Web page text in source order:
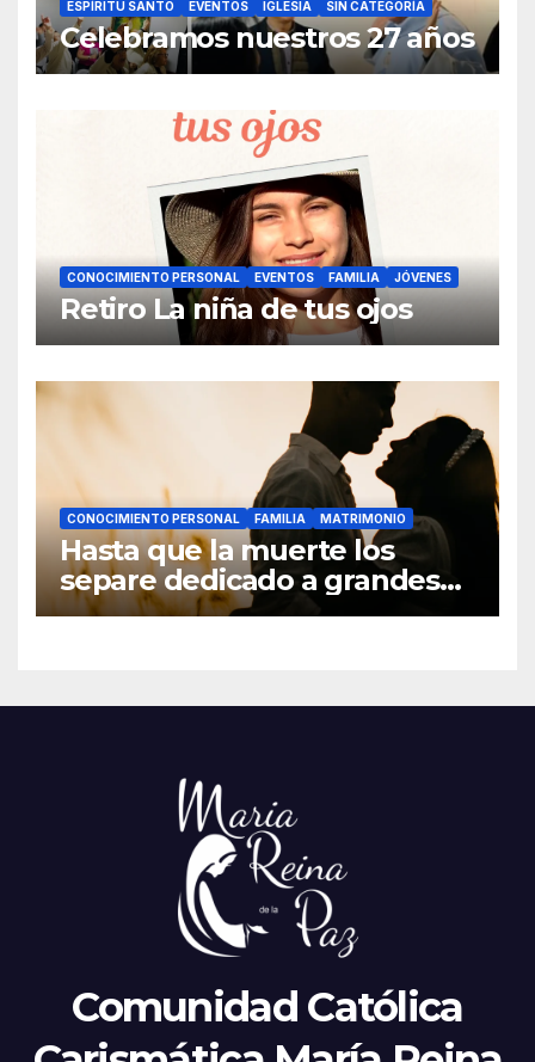
ESPÍRITU SANTO EVENTOS IGLESIA SIN CATEGORÍA
Celebramos nuestros 27 años
CONOCIMIENTO PERSONAL EVENTOS FAMILIA JÓVENES
Retiro La niña de tus ojos
CONOCIMIENTO PERSONAL FAMILIA MATRIMONIO
Hasta que la muerte los
separe dedicado a grandes
hombres
Comunidad Católica